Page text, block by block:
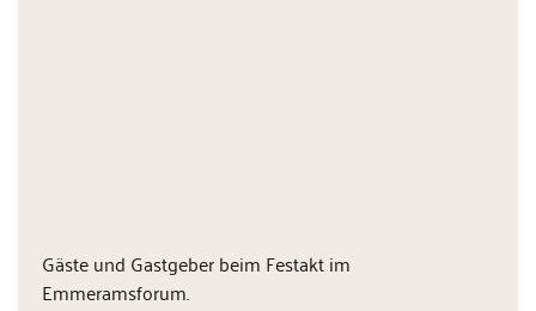
Gäste und Gastgeber beim Festakt im
Emmeramsforum.